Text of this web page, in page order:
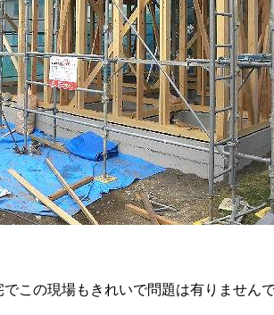
この現場もきれいで問題は有りません